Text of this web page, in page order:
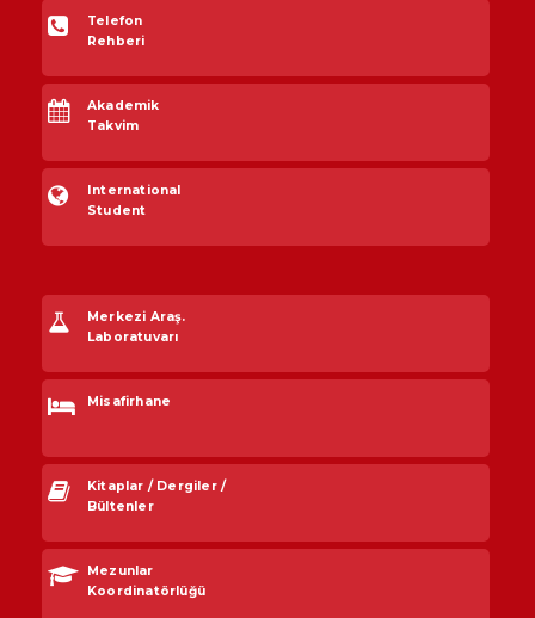
Telefon
Rehberi
Akademik
Takvim
International
Student
Merkezi Araş.
Laboratuvarı
Misafirhane
Kitaplar / Dergiler /
Bültenler
Mezunlar
Koordinatörlüğü